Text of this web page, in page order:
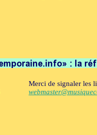
Merci de signaler les